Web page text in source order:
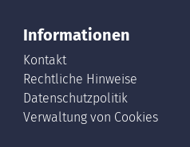
Informationen
Kontakt
Rechtliche Hinweise
Datenschutzpolitik
Verwaltung von Cookies